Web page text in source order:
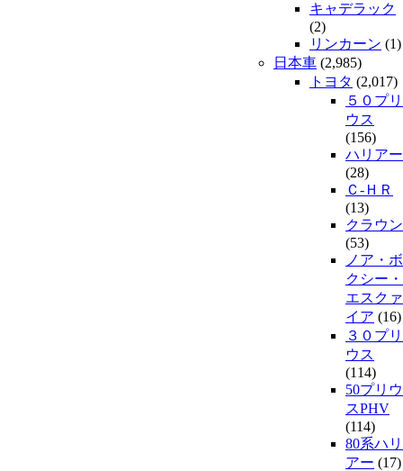
キャデラック
(2)
リンカーン (1)
日本車 (2,985)
トヨタ (2,017)
５０プリ
ウス
(156)
ハリアー
(28)
Ｃ-ＨＲ
(13)
クラウン
(53)
ノア・ボ
クシー・
エスクァ
イア (16)
３０プリ
ウス
(114)
50プリウ
スPHV
(114)
80系ハリ
アー (17)